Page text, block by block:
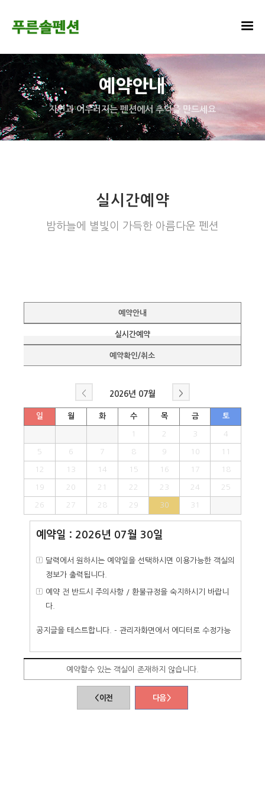
예약안내
자연과 어우러지는 펜션에서 추억을 만드세요
실시간예약
밤하늘에 별빛이 가득한 아름다운 펜션
예약안내
실시간예약
예약확인/취소
< 2026년 07월 >
일 월 화 수 목 금 토
1 2 3 4
5 6 7 8 9 10 11
12 13 14 15 16 17 18
19 20 21 22 23 24 25
26 27 28 29 30 31
예약일 : 2026년 07월 30일
달력에서 원하시는 예약일을 선택하시면 이용가능한 객실의
정보가 출력됩니다.
예약 전 반드시 주의사항 / 환불규정을 숙지하시기 바랍니
다.
공지글을 테스트합니다. - 관리자화면에서 에디터로 수정가능
예약할수 있는 객실이 존재하지 않습니다.
< 이전 다음 >